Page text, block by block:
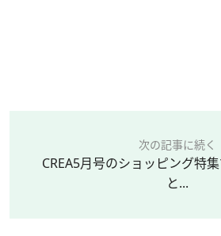
次の記事に続く
CREA5月号のショッピング特
と...